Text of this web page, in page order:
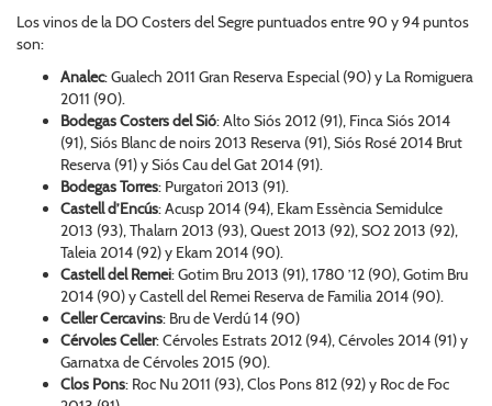
Los vinos de la DO Costers del Segre puntuados entre 90 y 94 puntos
son:
Analec: Gualech 2011 Gran Reserva Especial (90) y La Romiguera
2011 (90).
Bodegas Costers del Sió: Alto Siós 2012 (91), Finca Siós 2014
(91), Siós Blanc de noirs 2013 Reserva (91), Siós Rosé 2014 Brut
Reserva (91) y Siós Cau del Gat 2014 (91).
Bodegas Torres: Purgatori 2013 (91).
Castell d’Encús: Acusp 2014 (94), Ekam Essència Semidulce
2013 (93), Thalarn 2013 (93), Quest 2013 (92), SO2 2013 (92),
Taleia 2014 (92) y Ekam 2014 (90).
Castell del Remei: Gotim Bru 2013 (91), 1780 ’12 (90), Gotim Bru
2014 (90) y Castell del Remei Reserva de Familia 2014 (90).
Celler Cercavins: Bru de Verdú 14 (90)
Cérvoles Celler: Cérvoles Estrats 2012 (94), Cérvoles 2014 (91) y
Garnatxa de Cérvoles 2015 (90).
Clos Pons: Roc Nu 2011 (93), Clos Pons 812 (92) y Roc de Foc